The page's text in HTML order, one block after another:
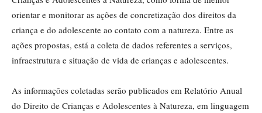
orientar e monitorar as ações de concretização dos direitos da
criança e do adolescente ao contato com a natureza. Entre as
ações propostas, está a coleta de dados referentes a serviços,
infraestrutura e situação de vida de crianças e adolescentes.
As informações coletadas serão publicados em Relatório Anual
do Direito de Crianças e Adolescentes à Natureza, em linguagem